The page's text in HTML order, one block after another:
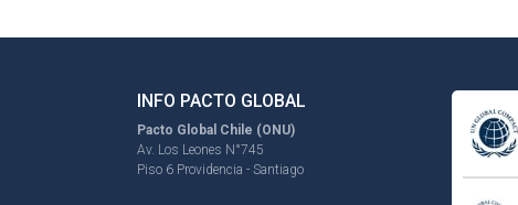
INFO PACTO GLOBAL
Pacto Global Chile (ONU)
Av. Los Leones N°745
Piso 6 Providencia - Santiago